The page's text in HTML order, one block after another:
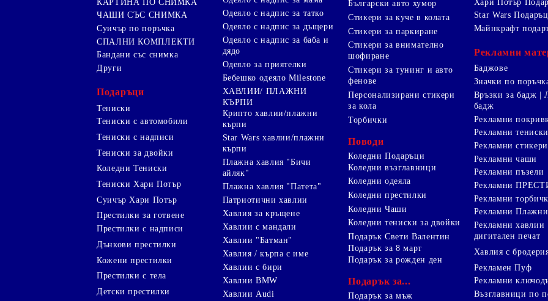
КАРТИНА ПО СНИМКА
ЧАШИ СЪС СНИМКА
Суичър по поръчка
СПАЛНИ КОМПЛЕКТИ
Бандани със снимка
Други
Подаръци
Тениски
Тениски с автомобили
Тениски с надписи
Тениски за двойки
Коледни Тениски
Тениски Хари Потър
Суичър Хари Потър
Престилки за готвене
Престилки с надписи
Дънкови престилки
Кожени престилки
Престилки с тела
Детски престилки
Одеяло с надпис за татко
Одеяло с надпис за дъщери
Одеяло с надпис за баба и
дядо
Одеяло за приятелки
Бебешко одеяло Milestone
ХАВЛИИ/ ПЛАЖНИ
КЪРПИ
Крипто хавлии/плажни
кърпи
Star Wars хавлии/плажни
кърпи
Плажна хавлия "Бичи
айляк"
Плажна хавлия "Патета"
Патриотични хавлии
Хавлия за кръщене
Хавлии с мандали
Хавлии "Батман"
Хавлия / кърпа с име
Хавлии с бири
Хавлии BMW
Хавлии Audi
Български авто хумор
Стикери за куче в колата
Стикери за паркиране
Стикери за внимателно
шофиране
Стикери за тунинг и авто
фенове
Персонализирани стикери
за кола
Торбички
Поводи
Коледни Подаръци
Коледни възглавници
Коледни одеяла
Коледни престилки
Коледни Чаши
Коледни тениски за двойки
Подарък Свети Валентин
Подарък за 8 март
Подарък за рожден ден
Подарък за...
Подарък за мъж
Хари Потър
Star Wars
Майнкрафт
Рекламни
Баджове
Значки по
Връзки за бадж |
бадж
Рекламни
Рекламни тениски
Рекламни стикери
Рекламни чаши
Рекламни пъзели
Рекламни
Рекламни
Рекламни
Рекламни хавлии
дигитален печат
Хавлия с
Рекламен Пуф
Рекламни
Възглавници по